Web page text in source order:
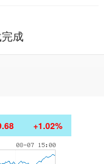
成
+1.02%